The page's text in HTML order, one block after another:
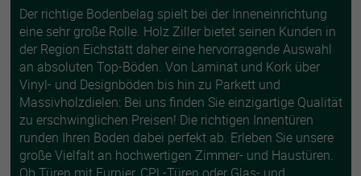
Der richtige Bodenbelag spielt bei der Inneneinrichtung
eine sehr große Rolle. Holz Ziller bietet seinen Kunden in
der Region Eichstätt daher eine hervorragende Auswahl
an absoluten Top-Böden. Von Laminat und Kork über
Vinyl- und Designböden bis hin zu Parkett und
Massivholzdielen: Bei uns finden Sie einzigartige Qualität
zu erschwinglichen Preisen! Die richtigen Innentüren
runden Ihren Boden dabei perfekt ab. Erleben Sie unsere
große Vielfalt an hochwertigen Zimmer- und Haustüren.